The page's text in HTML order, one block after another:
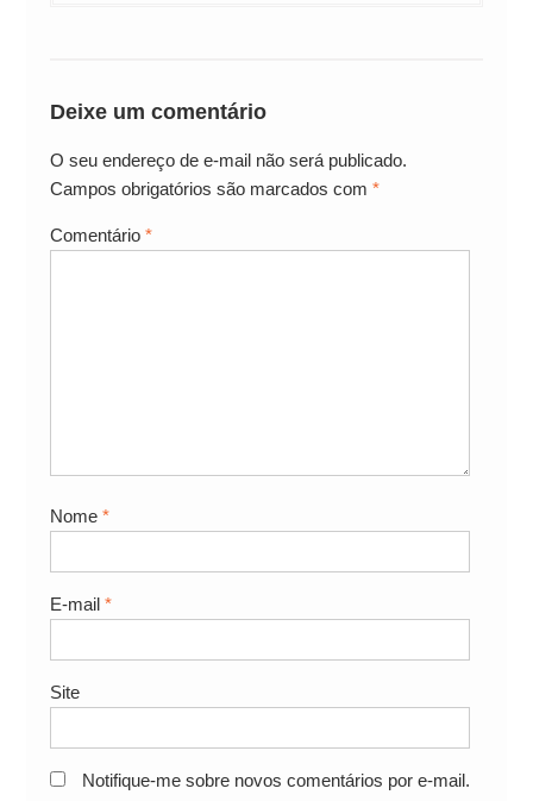
Deixe um comentário
O seu endereço de e-mail não será publicado.
Campos obrigatórios são marcados com *
Comentário *
Nome *
E-mail *
Site
Notifique-me sobre novos comentários por e-mail.